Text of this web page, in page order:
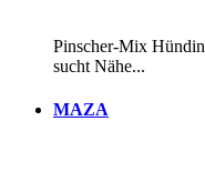
Pinscher-Mix Hündin
sucht Nähe...
MAZA